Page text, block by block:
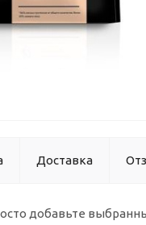
Доставка
добавьте